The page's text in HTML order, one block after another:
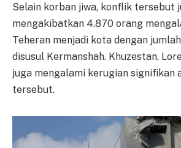
Selain korban jiwa, konflik tersebut
mengakibatkan 4.870 orang
Teheran menjadi kota dengan
disusul Kermanshah. Khuzestan,
juga mengalami kerugian signifikan
tersebut.